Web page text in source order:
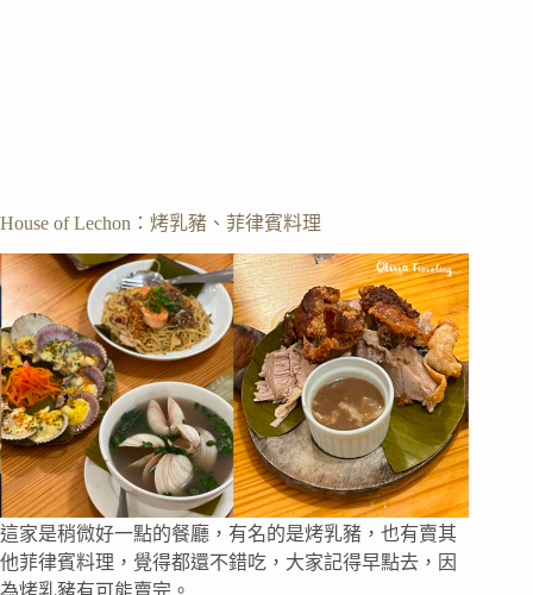
House of Lechon：烤乳豬、菲律賓料理
這家是稍微好一點的餐廳，有名的是烤乳豬，也有賣其
他菲律賓料理，覺得都還不錯吃，大家記得早點去，因
為烤乳豬有可能賣完。